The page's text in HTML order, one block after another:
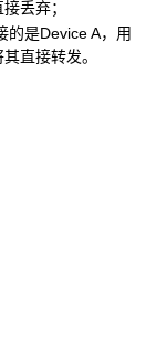
丢弃；
是Device A，用
直接转发。